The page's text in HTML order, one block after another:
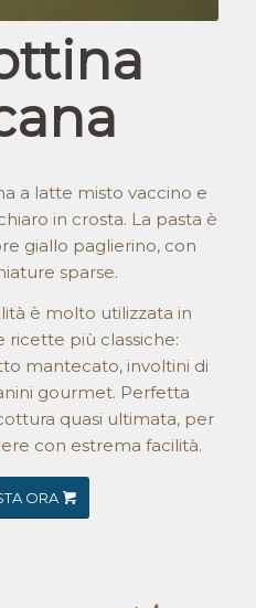
a latte misto vaccino e
in crosta. La pasta è
giallo paglierino, con
sparse.
è molto utilizzata in
ricette più classiche:
mantecato, involtini di
gourmet. Perfetta
quasi ultimata, per
con estrema facilità.
ORA